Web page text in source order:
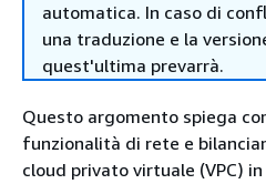
automatica. In caso di
una traduzione e la
quest'ultima prevarrà.
Questo argomento spiega
funzionalità di rete e
cloud privato virtuale (VPC)